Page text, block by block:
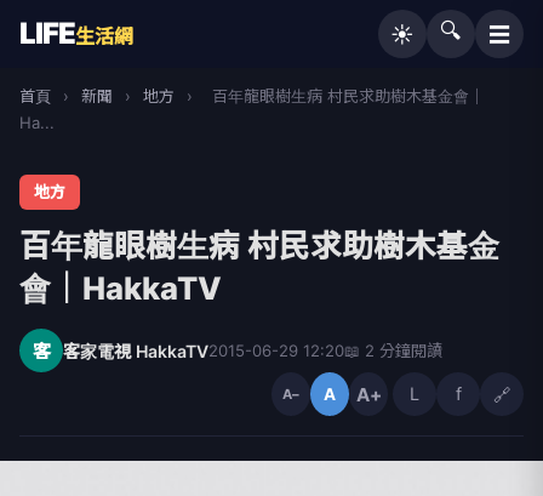
LIFE生活網 ☀️ 🔍 ☰
首頁 › 新聞 › 地方 ›
百年龍眼樹生病 村民求助樹木基金會｜
Ha...
地方
百年龍眼樹生病 村民求助樹木基金
會｜HakkaTV
客 客家電視 HakkaTV2015-06-29 12:20📖 2 分鐘閱讀
A− A A+ L f 🔗